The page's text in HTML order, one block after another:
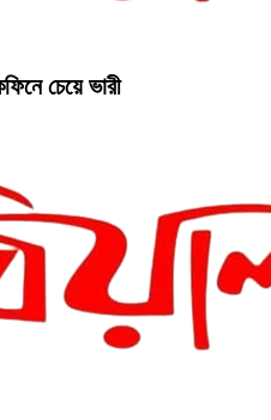
চেয়ে ভারী